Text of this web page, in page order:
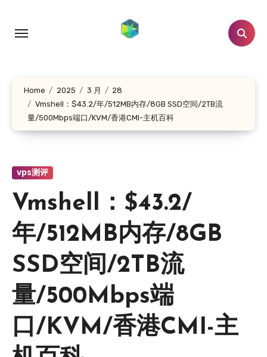
Home 2025 3 月
28
Vmshell：$43.2/年/512MB内存/8GB SSD空间/2TB流
量/500Mbps端口/KVM/香港CMI-主机百科
vps测评
Vmshell：$43.2/
年/512MB内存/8GB
SSD空间/2TB流
量/500Mbps端
口/KVM/香港CMI-主